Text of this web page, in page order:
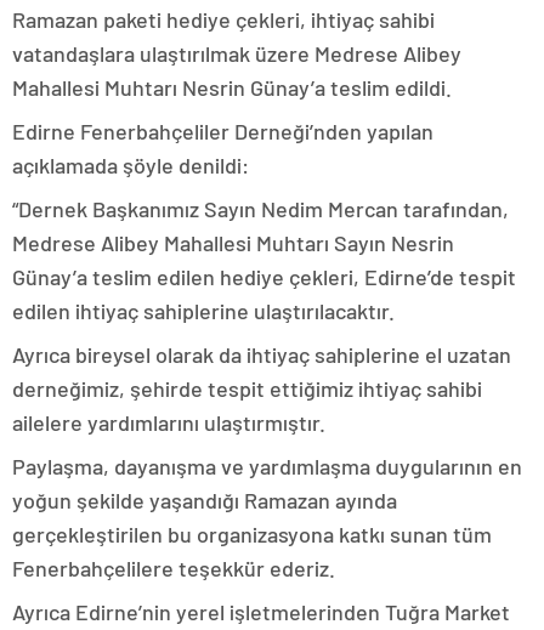
Ramazan paketi hediye çekleri, ihtiyaç sahibi
vatandaşlara ulaştırılmak üzere Medrese Alibey
Mahallesi Muhtarı Nesrin Günay’a teslim edildi.
Edirne Fenerbahçeliler Derneği’nden yapılan
açıklamada şöyle denildi:
“Dernek Başkanımız Sayın Nedim Mercan tarafından,
Medrese Alibey Mahallesi Muhtarı Sayın Nesrin
Günay’a teslim edilen hediye çekleri, Edirne’de tespit
edilen ihtiyaç sahiplerine ulaştırılacaktır.
Ayrıca bireysel olarak da ihtiyaç sahiplerine el uzatan
derneğimiz, şehirde tespit ettiğimiz ihtiyaç sahibi
ailelere yardımlarını ulaştırmıştır.
Paylaşma, dayanışma ve yardımlaşma duygularının en
yoğun şekilde yaşandığı Ramazan ayında
gerçekleştirilen bu organizasyona katkı sunan tüm
Fenerbahçelilere teşekkür ederiz.
Ayrıca Edirne’nin yerel işletmelerinden Tuğra Market